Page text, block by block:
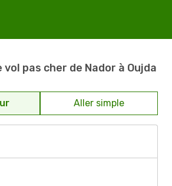
pas cher de Nador à Oujda
Aller simple